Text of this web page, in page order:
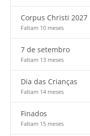
Corpus Christi 2027
Faltam 10 meses
7 de setembro
Faltam 13 meses
Dia das Crianças
Faltam 14 meses
Finados
Faltam 15 meses